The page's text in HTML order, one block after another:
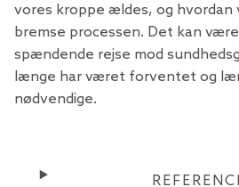
vores kroppe ældes, og hvordan
bremse processen. Det kan
spændende rejse mod
længe har været forventet og
nødvendige.